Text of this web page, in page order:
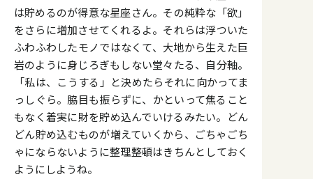
は貯めるのが得意な星座さん。その純粋な「欲」
をさらに増加させてくれるよ。それらは浮ついた
ふわふわしたモノではなくて、大地から生えた巨
岩のように身じろぎもしない堂々たる、自分軸。
「私は、こうする」と決めたらそれに向かってま
っしぐら。脇目も振らずに、かといって焦ること
もなく着実に財を貯め込んでいけるみたい。どん
どん貯め込むものが増えていくから、ごちゃごち
ゃにならないように整理整頓はきちんとしておく
ようにしようね。